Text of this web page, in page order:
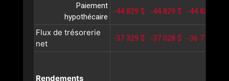
Paiement
hypothécaire
-44 829 $ -44 829 $ -44 829 $
Flux de trésorerie
net
-37 329 $ -37 028 $ -36 716 $
Rendements